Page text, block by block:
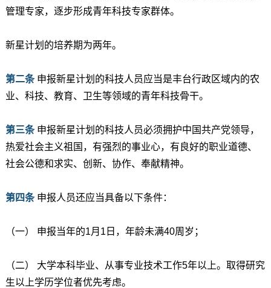
管理专家，逐步形成青年科技专家群体。
新星计划的培养期为两年。
第二条申报新星计划的科技人员应当是丰台行政区域内的农
业、科技、教育、卫生等领域的青年科技骨干。
第三条申报新星计划的科技人员必须拥护中国共产党领导，
热爱社会主义祖国，有强烈的事业心，有良好的职业道德、
社会公德和求实、创新、协作、奉献精神。
第四条申报人员还应当具备以下条件：
（一） 申报当年的1月1日，年龄未满40周岁；
（二） 大学本科毕业、从事专业技术工作5年以上。取得研究
生以上学历学位者优先考虑。